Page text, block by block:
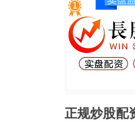
正规炒股配